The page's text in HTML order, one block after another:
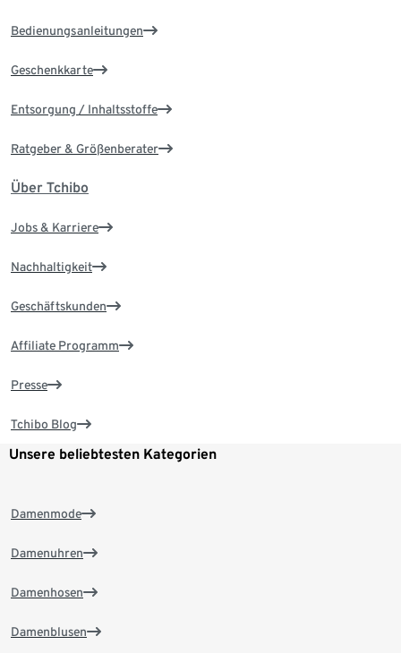
Bedienungsanleitungen
Geschenkkarte
Entsorgung / Inhaltsstoffe
Ratgeber & Größenberater
Über Tchibo
Jobs & Karriere
Nachhaltigkeit
Geschäftskunden
Affiliate Programm
Presse
Tchibo Blog
Unsere beliebtesten Kategorien
Damenmode
Damenuhren
Damenhosen
Damenblusen